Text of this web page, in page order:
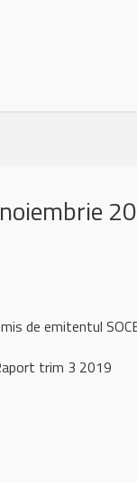
de emitentul
trim 3 2019